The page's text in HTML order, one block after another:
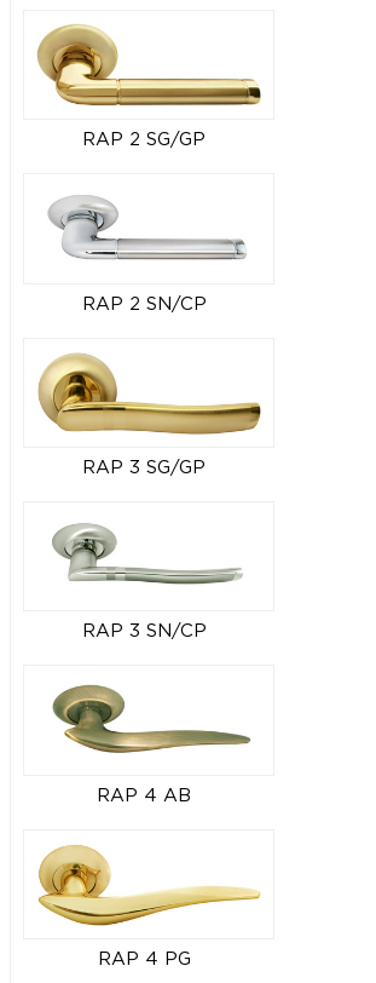
RAP 2 SG/GP
RAP 2 SN/CP
RAP 3 SG/GP
RAP 3 SN/CP
RAP 4 AB
RAP 4 PG